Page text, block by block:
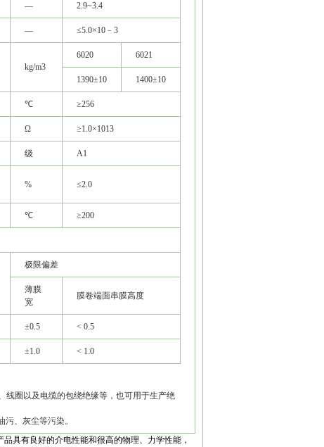
— 2.9~3.4
— ≤5.0×10﹣3
kg/m3
6020 6021
1390±10 1400±10
℃ ≥256
Ω ≥1.0×1013
级 A1
% ≤2.0
℃ ≥200
极限偏差
薄膜
宽
膜卷端面串膜高度
±0.5 < 0.5
±1.0
< 1.0
线圈以及电缆的包绕绝缘等，也可用于生产绝
、灰尘等污染。
具有良好的介电性能和很高的物理、力学性能，